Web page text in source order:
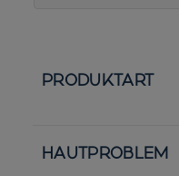
PRODUKTART
HAUTPROBLEM